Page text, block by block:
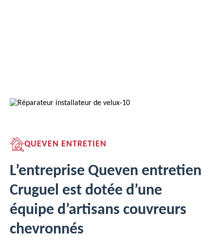
QUEVEN ENTRETIEN
L’entreprise Queven entretien
Cruguel est dotée d’une
équipe d’artisans couvreurs
chevronnés